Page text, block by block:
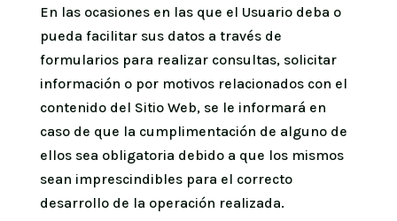
En las ocasiones en las que el Usuario deba o
pueda facilitar sus datos a través de
formularios para realizar consultas, solicitar
información o por motivos relacionados con el
contenido del Sitio Web, se le informará en
caso de que la cumplimentación de alguno de
ellos sea obligatoria debido a que los mismos
sean imprescindibles para el correcto
desarrollo de la operación realizada.